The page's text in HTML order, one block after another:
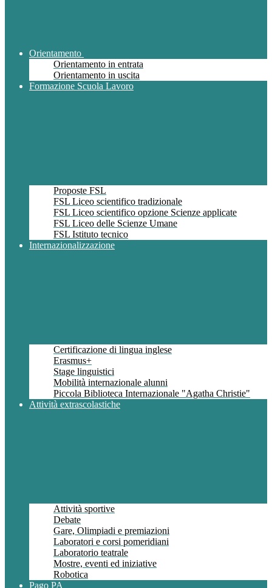
Orientamento
Orientamento in entrata
Orientamento in uscita
Formazione Scuola Lavoro
Proposte FSL
FSL Liceo scientifico tradizionale
FSL Liceo scientifico opzione Scienze applicate
FSL Liceo delle Scienze Umane
FSL Istituto tecnico
Internazionalizzazione
Certificazione di lingua inglese
Erasmus+
Stage linguistici
Mobilità internazionale alunni
Piccola Biblioteca Internazionale "Agatha Christie"
Attività extrascolastiche
Attività sportive
Debate
Gare, Olimpiadi e premiazioni
Laboratori e corsi pomeridiani
Laboratorio teatrale
Mostre, eventi ed iniziative
Robotica
Pago PA